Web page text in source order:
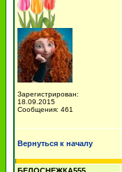
Зарегистрирован:
18.09.2015
Сообщения: 461
Вернуться к началу